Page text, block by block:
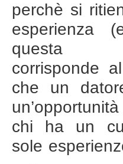
perchè si
esperienza
questa
corrisponde
che un
chi ha un
sole